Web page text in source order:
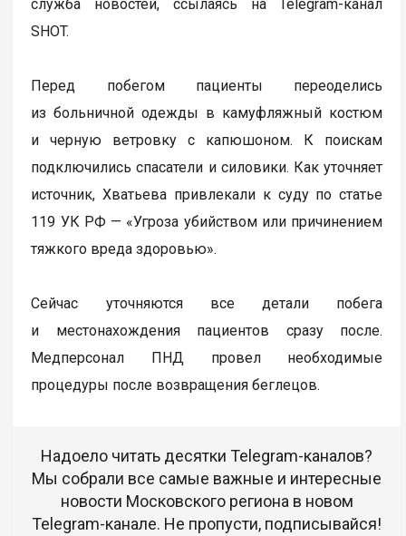
служба новостей, ссылаясь на Telegram-канал
SHOT.
Перед побегом пациенты переоделись
из больничной одежды в камуфляжный костюм
и черную ветровку с капюшоном. К поискам
подключились спасатели и силовики. Как уточняет
источник, Хватьева привлекали к суду по статье
119 УК РФ — «Угроза убийством или причинением
тяжкого вреда здоровью».
Сейчас уточняются все детали побега
и местонахождения пациентов сразу после.
Медперсонал ПНД провел необходимые
процедуры после возвращения беглецов.
Надоело читать десятки Telegram-каналов?
Мы собрали все самые важные и интересные
новости Московского региона в новом
Telegram-канале. Не пропусти, подписывайся!